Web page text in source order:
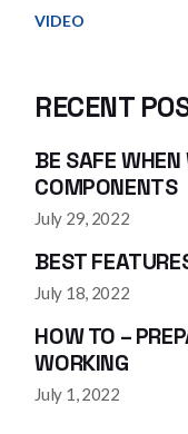
VIDEO
RECENT
BE SAFE
COMPONENTS
July 29, 2022
BEST
July 18, 2022
HOW TO –
WORKING
July 1, 2022